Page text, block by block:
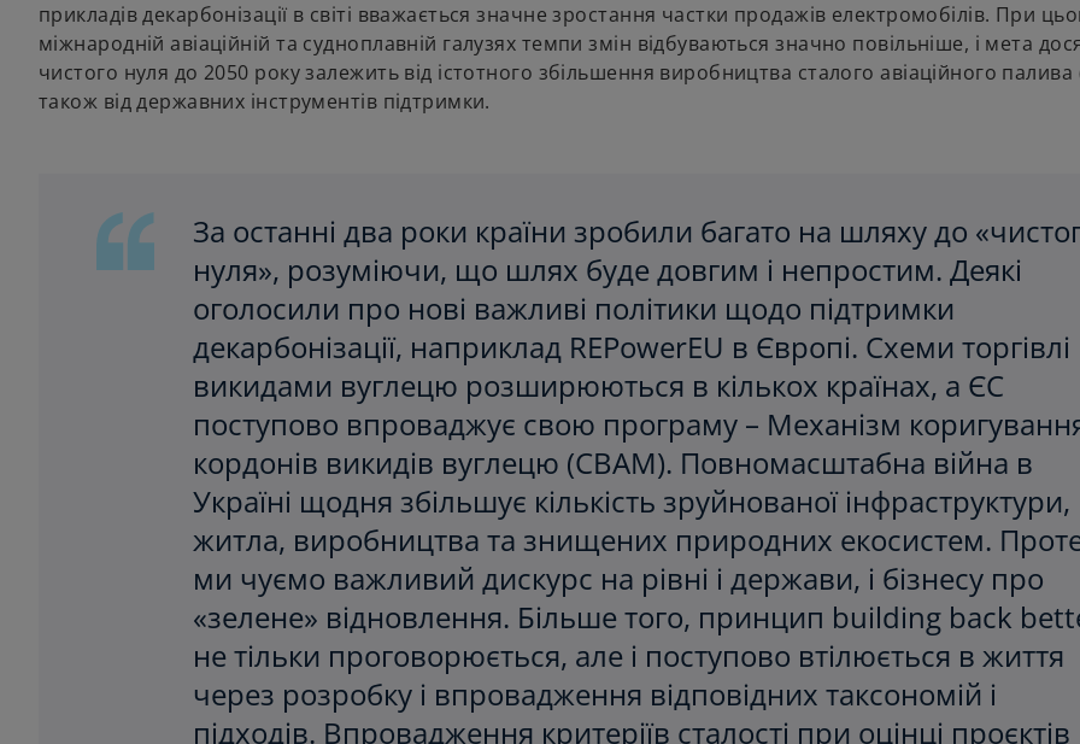
прикладів декарбонізації в світі вважається значне зростання частки продажів електромобілів. При
міжнародній авіаційній та судноплавній галузях темпи змін відбуваються значно повільніше, і мета
чистого нуля до 2050 року залежить від істотного збільшення виробництва сталого авіаційного палива
також від державних інструментів підтримки.
За останні два роки країни зробили багато на шляху до
нуля», розуміючи, що шлях буде довгим і непростим. Деякі
оголосили про нові важливі політики щодо підтримки
декарбонізації, наприклад REPowerEU в Європі. Схеми торгівлі
викидами вуглецю розширюються в кількох країнах, а ЄС
поступово впроваджує свою програму – Механізм
кордонів викидів вуглецю (CBAM). Повномасштабна війна в
Україні щодня збільшує кількість зруйнованої інфраструктури,
житла, виробництва та знищених природних екосистем.
ми чуємо важливий дискурс на рівні і держави, і бізнесу про
«зелене» відновлення. Більше того, принцип building back
не тільки проговорюється, але і поступово втілюється в життя
через розробку і впровадження відповідних таксономій і
підходів. Впровадження критеріїв сталості при оцінці проєктів